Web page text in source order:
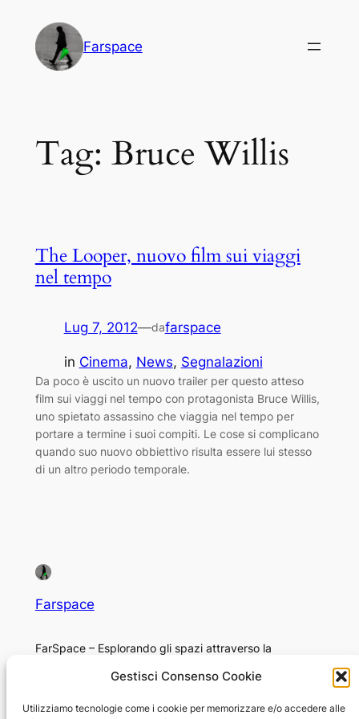
Gestisci Consenso Cookie
Utilizziamo tecnologie come i cookie per memorizzare e/o accedere alle
contenuto
Farspace
Tag: Bruce Willis
The Looper, nuovo film sui viaggi
nel tempo
Lug 7, 2012—dafarspace
in Cinema, News, Segnalazioni
Da poco è uscito un nuovo trailer per questo atteso
film sui viaggi nel tempo con protagonista Bruce Willis,
uno spietato assassino che viaggia nel tempo per
portare a termine i suoi compiti. Le cose si complicano
quando suo nuovo obbiettivo risulta essere lui stesso
di un altro periodo temporale.
Farspace
FarSpace – Esplorando gli spazi attraverso la
Chi sono Privacy